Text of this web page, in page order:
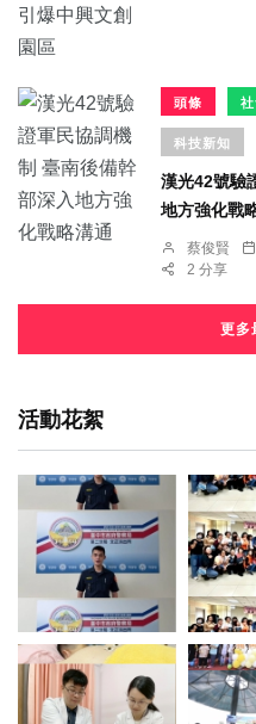
頭條
科技新知
漢光42號驗
地方強化戰
蔡俊賢
2 分享
更多
活動花絮